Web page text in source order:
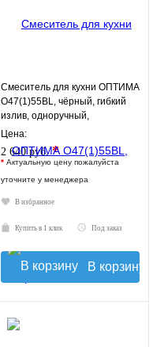
Смеситель для кухни ОПТИМА
О47(1)55BL, чёрный, гибкий
излив, одноручный,
нержавейка
Цена:
2 640 руб.*
* Актуальную цену пожалуйста
уточните у менеджера
В избранное
Купить в 1 клик Под заказ
В корзину